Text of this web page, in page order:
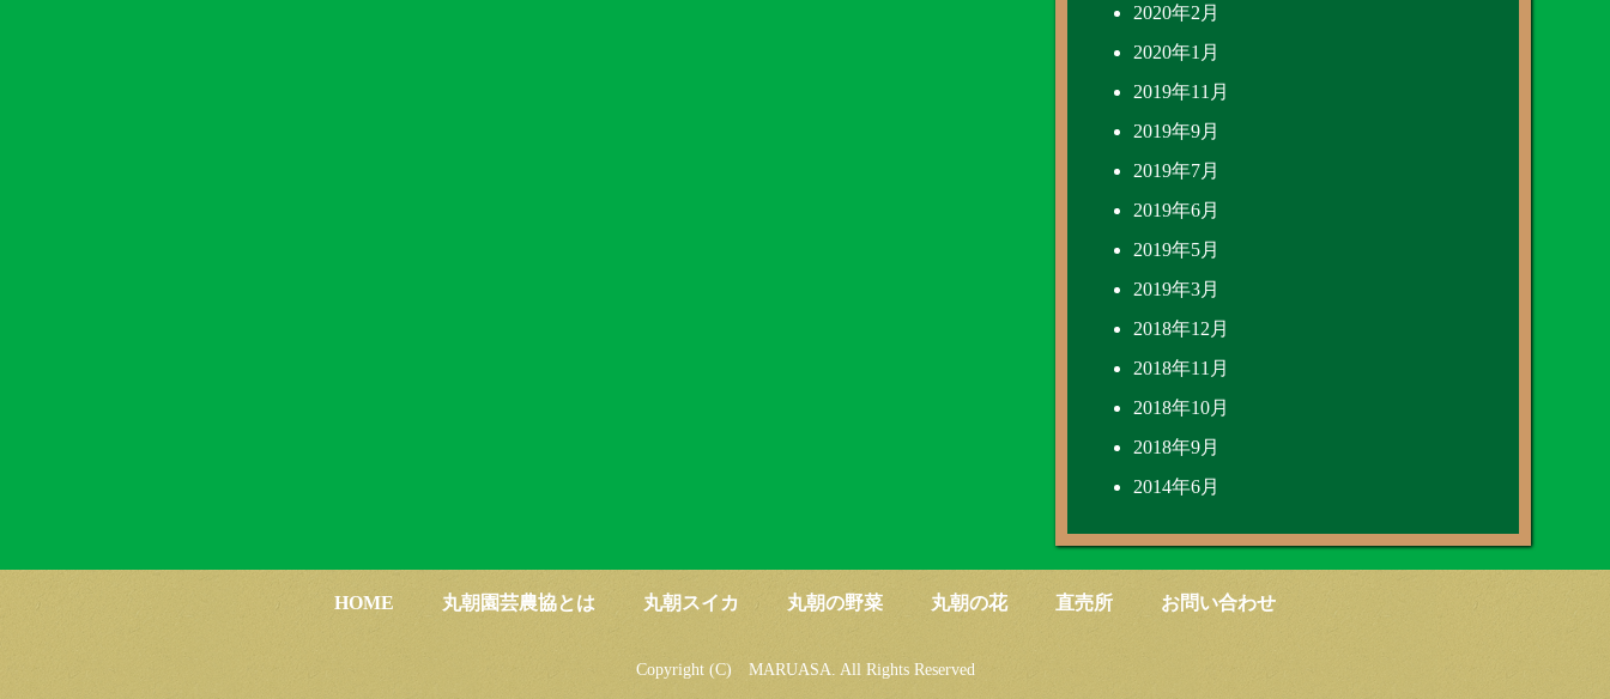
2020年2月
2020年1月
2019年11月
2019年9月
2019年7月
2019年6月
2019年5月
2019年3月
2018年12月
2018年11月
2018年10月
2018年9月
2014年6月
HOME 丸朝園芸農協とは 丸朝スイカ 丸朝の野菜 丸朝の花 直売所 お問い合わせ
Copyright (C) MARUASA. All Rights Reserved